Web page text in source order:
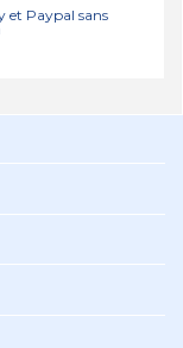
et Paypal sans